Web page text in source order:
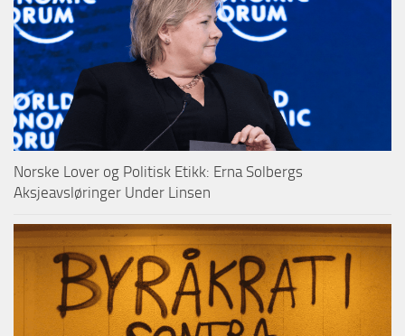
Norske Lover og Politisk Etikk: Erna Solbergs
Aksjeavsløringer Under Linsen